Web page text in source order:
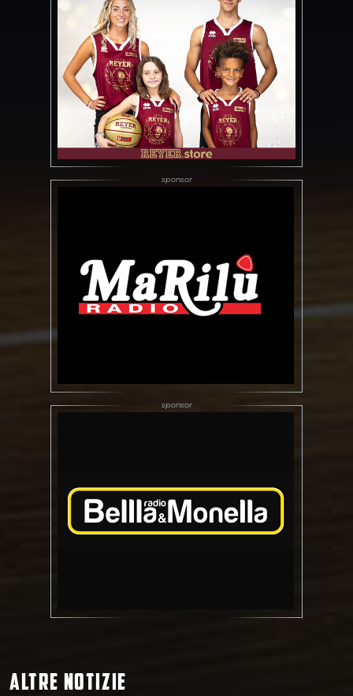
ALTRE NOTIZIE